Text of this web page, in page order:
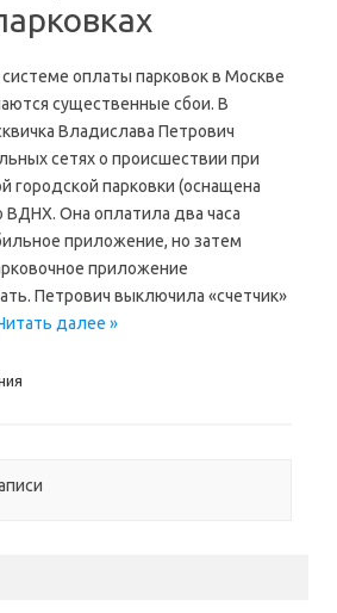
оплаты парковок в Москве
существенные сбои. В
Владислава Петрович
сетях о происшествии при
городской парковки (оснащена
Она оплатила два часа
приложение, но затем
приложение
Петрович выключила «счетчик»
далее »